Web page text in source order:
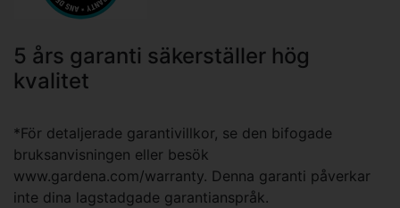
5 års garanti säkerställer hög
kvalitet
*För detaljerade garantivillkor, se den bifogade
bruksanvisningen eller besök
www.gardena.com/warranty. Denna garanti påverkar
inte dina lagstadgade garantianspråk.